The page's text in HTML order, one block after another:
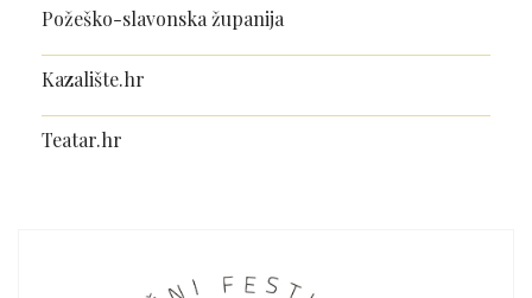
Požeško-slavonska županija
Kazalište.hr
Teatar.hr